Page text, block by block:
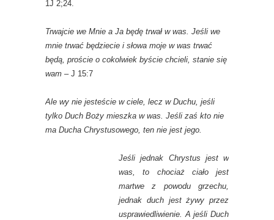
1J 2;24.
Trwajcie we Mnie a Ja będę trwał w was. Jeśli we
mnie trwać będziecie i słowa moje w was trwać
będą, proście o cokolwiek byście chcieli, stanie się
wam – J 15:7
Ale wy nie jesteście w ciele, lecz w Duchu, jeśli
tylko Duch Boży mieszka w was. Jeśli zaś kto nie
ma Ducha Chrystusowego, ten nie jest jego.
Jeśli jednak Chrystus jest w
was, to chociaż ciało jest
martwe z powodu grzechu,
jednak duch jest żywy przez
usprawiedliwienie. A jeśli Duch